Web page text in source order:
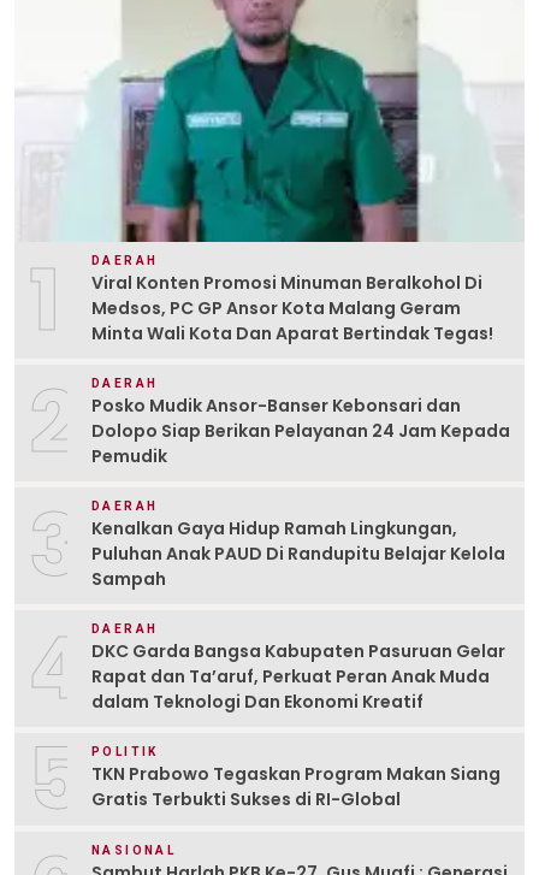
1 DAERAH
Viral Konten Promosi Minuman Beralkohol Di
Medsos, PC GP Ansor Kota Malang Geram
Minta Wali Kota Dan Aparat Bertindak Tegas!
2 DAERAH
Posko Mudik Ansor-Banser Kebonsari dan
Dolopo Siap Berikan Pelayanan 24 Jam Kepada
Pemudik
3 DAERAH
Kenalkan Gaya Hidup Ramah Lingkungan,
Puluhan Anak PAUD Di Randupitu Belajar Kelola
Sampah
4 DAERAH
DKC Garda Bangsa Kabupaten Pasuruan Gelar
Rapat dan Ta’aruf, Perkuat Peran Anak Muda
dalam Teknologi Dan Ekonomi Kreatif
5 POLITIK
TKN Prabowo Tegaskan Program Makan Siang
Gratis Terbukti Sukses di RI-Global
NASIONAL